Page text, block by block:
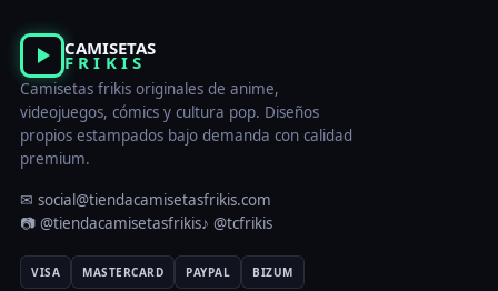
CAMISETAS
FRIKIS
Camisetas frikis originales de anime,
videojuegos, cómics y cultura pop. Diseños
propios estampados bajo demanda con calidad
premium.
✉ social@tiendacamisetasfrikis.com
📷 @tiendacamisetasfrikis♪ @tcfrikis
VISA MASTERCARD PAYPAL BIZUM